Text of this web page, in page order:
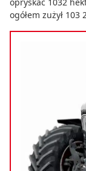
ogółem zużył